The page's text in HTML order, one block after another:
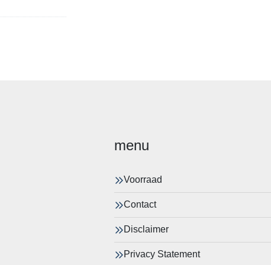
menu
Voorraad
Contact
Disclaimer
Privacy Statement